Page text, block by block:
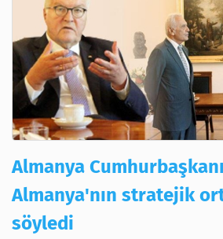
Almanya
Almanya'nın stratejik
söyledi